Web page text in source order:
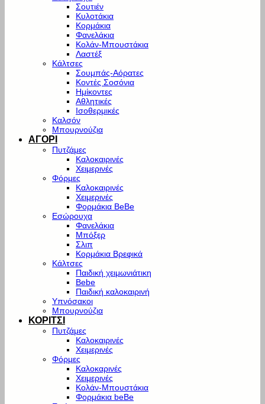
Σουτιέν
Κυλοτάκια
Κορμάκια
Φανελάκια
Κολάν-Μπουστάκια
Λαστέξ
Κάλτσες
Σουμπάς-Αόρατες
Κοντές Σοσόνια
Ημίκοντες
Αθλητικές
Ισοθερμικές
Καλσόν
Μπουρνούζια
ΑΓΟΡΙ
Πυτζάμες
Καλοκαιρινές
Χειμερινές
Φόρμες
Καλοκαιρινές
Χειμερινές
Φορμάκια BeBe
Εσώρουχα
Φανελάκια
Μπόξερ
Σλιπ
Κορμάκια Βρεφικά
Κάλτσες
Παιδική χειμωνιάτικη
Bebe
Παιδική καλοκαιρινή
Υπνόσακοι
Μπουρνούζια
ΚΟΡΙΤΣΙ
Πυτζάμες
Καλοκαιρινές
Χειμερινές
Φόρμες
Καλοκαρινές
Χειμερινές
Κολάν-Μπουστάκια
Φορμάκια beBe